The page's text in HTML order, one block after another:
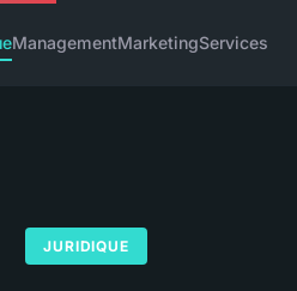
ManagementMarketingServices
JURIDIQUE